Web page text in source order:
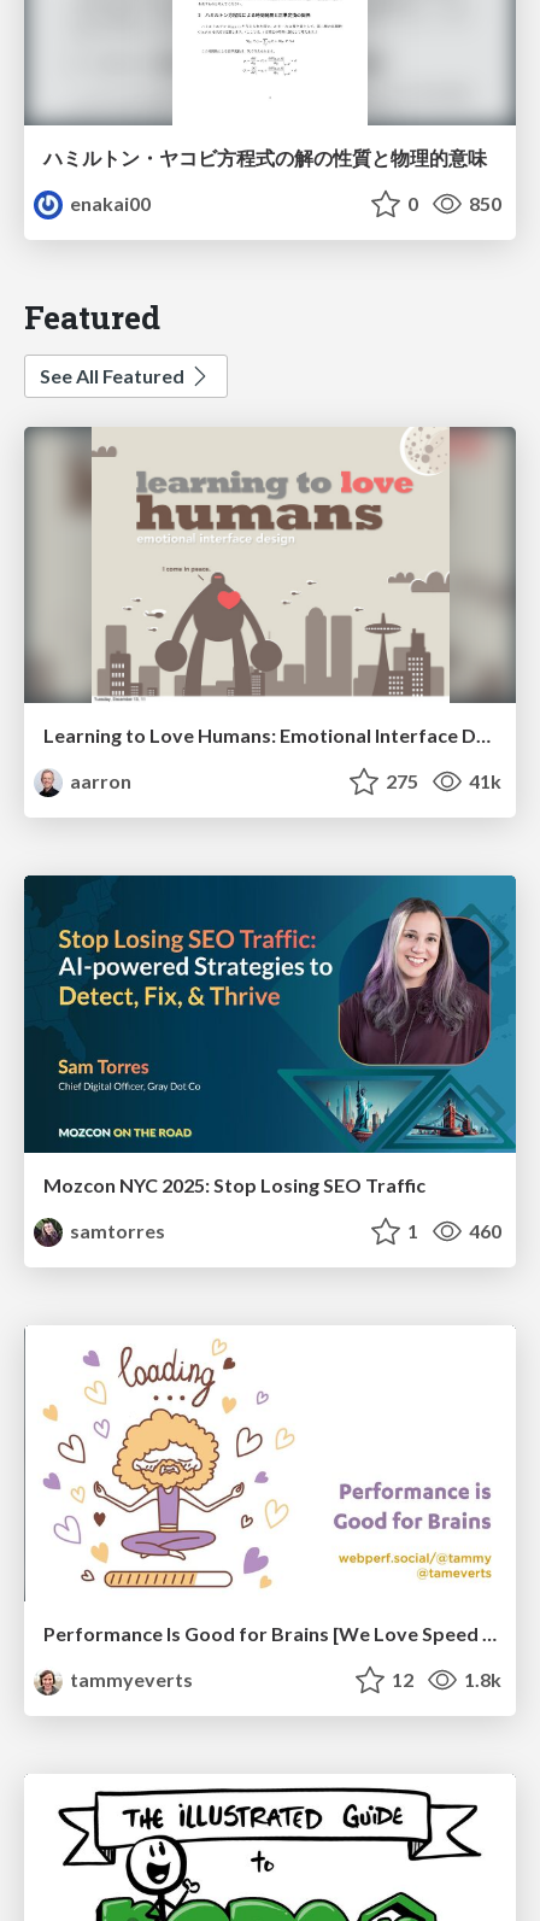
ハミルトン・ヤコビ方程式の解の性質と物理的意味
enakai00
0 850
Featured
See All Featured
Learning to Love Humans: Emotional Interface Design
aarron
275 41k
Mozcon NYC 2025: Stop Losing SEO Traffic
samtorres
1 460
Performance Is Good for Brains [We Love Speed 2024]
tammyeverts
12 1.8k